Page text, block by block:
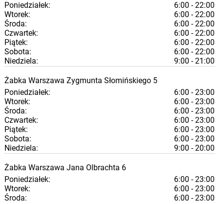
Poniedziałek:
6:00 - 22:00
Wtorek:
6:00 - 22:00
Środa:
6:00 - 22:00
Czwartek:
6:00 - 22:00
Piątek:
6:00 - 22:00
Sobota:
6:00 - 22:00
Niedziela:
9:00 - 21:00
Żabka Warszawa Zygmunta Słomińskiego 5
Poniedziałek:
6:00 - 23:00
Wtorek:
6:00 - 23:00
Środa:
6:00 - 23:00
Czwartek:
6:00 - 23:00
Piątek:
6:00 - 23:00
Sobota:
6:00 - 23:00
Niedziela:
9:00 - 20:00
Żabka Warszawa Jana Olbrachta 6
Poniedziałek:
6:00 - 23:00
Wtorek:
6:00 - 23:00
Środa:
6:00 - 23:00